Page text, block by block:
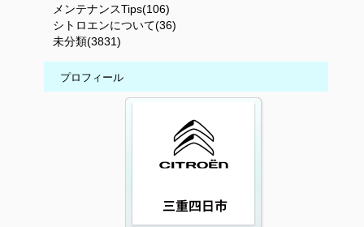
メンテナンスTips(106)
シトロエンについて(36)
未分類(3831)
プロフィール